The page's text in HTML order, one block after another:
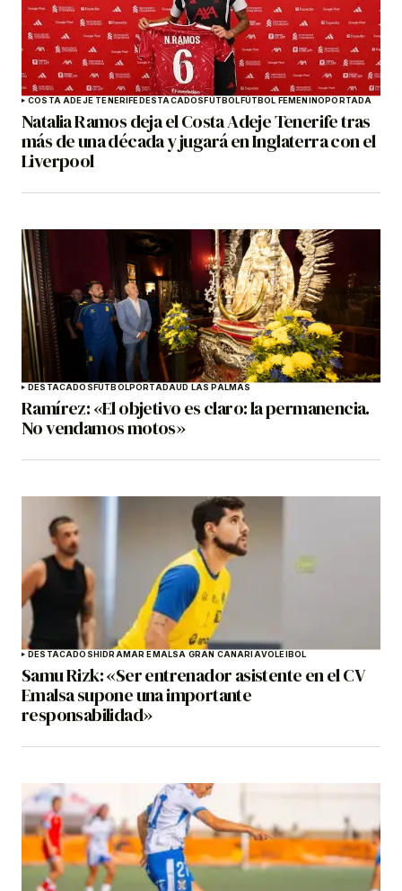
COSTA ADEJE TENERIFEDESTACADOSFÚTBOLFÚTBOL FEMENINOPORTADA
Natalia Ramos deja el Costa Adeje Tenerife tras
más de una década y jugará en Inglaterra con el
Liverpool
DESTACADOSFÚTBOLPORTADAUD LAS PALMAS
Ramírez: «El objetivo es claro: la permanencia.
No vendamos motos»
DESTACADOSHIDRAMAR EMALSA GRAN CANARIAVOLEIBOL
Samu Rizk: «Ser entrenador asistente en el CV
Emalsa supone una importante
responsabilidad»